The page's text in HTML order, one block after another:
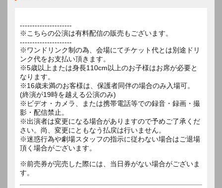
---------------------
※こちらの公演は有料配信の販売もございます。
---------------------
※ワンドリンク制の為、会場にてチケット代とは別途ドリ
ンク代をお支払い頂きます。
※5歳以上または身長110cm以上のお子様はお席が必要と
なります。
※16歳未満のお客様は、保護者同伴の場合のみ入場可。
(終演が19時を越える公演のみ)
※ビデオ・カメラ、または携帯電話等での録音・録画・撮
影・配信禁止。
※出演者は変更になる場合がありますので予めご了承くだ
さい。尚、変更にともなう払戻は行いません。
※迷惑行為や劇場スタッフの指示に従わない場合はご退場
頂く場合がございます。
※前売券が完売した際には、当日券がない場合がございま
す。